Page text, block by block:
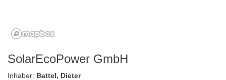
SolarEcoPower GmbH
Inhaber: Battel, Dieter